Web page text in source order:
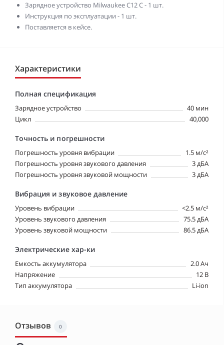
Зарядное устройство Milwaukee C12 C - 1 шт.
Инструкция по эксплуатации - 1 шт.
Поставляется в кейсе.
Характеристики
Полная спецификация
Зарядное устройство
40 мин
Цикл
40,000
Точность и погрешности
Погрешность уровня вибрации
1.5 м/с²
Погрешность уровня звукового давления
3 дБА
Погрешность уровня звуковой мощности
3 дБА
Вибрация и звуковое давление
Уровень вибрации
<2.5 м/с²
Уровень звукового давления
75.5 дБА
Уровень звуковой мощности
86.5 дБА
Электрические хар-ки
Емкость аккумулятора
2.0 Ач
Напряжение
12 В
Тип аккумулятора
Li-ion
Отзывов 0